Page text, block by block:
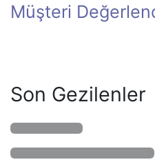
Müşteri
Son Gezilenler